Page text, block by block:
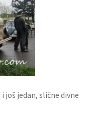
još jedan, slične divne